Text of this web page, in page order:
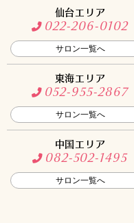
仙台エリア
022-206-0102
サロン一覧へ
東海エリア
052-955-2867
サロン一覧へ
中国エリア
082-502-1495
サロン一覧へ